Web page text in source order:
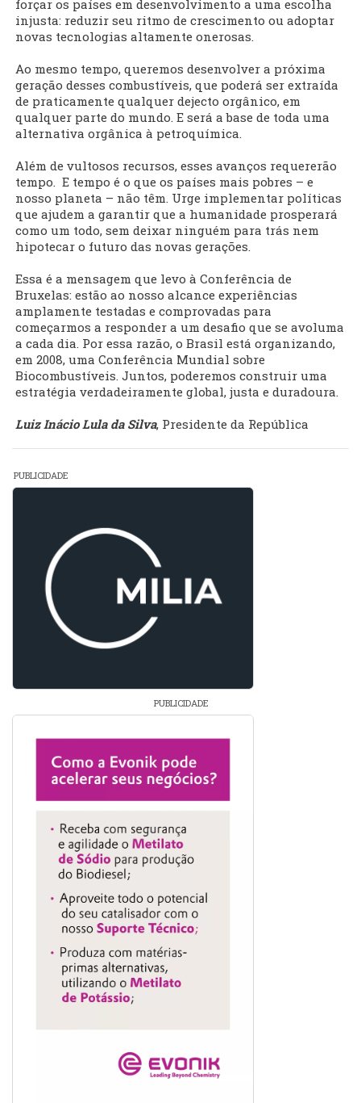
forçar os países em desenvolvimento a uma escolha
injusta: reduzir seu ritmo de crescimento ou adoptar
novas tecnologias altamente onerosas.
Ao mesmo tempo, queremos desenvolver a próxima
geração desses combustíveis, que poderá ser extraída
de praticamente qualquer dejecto orgânico, em
qualquer parte do mundo. E será a base de toda uma
alternativa orgânica à petroquímica.
Além de vultosos recursos, esses avanços requererão
tempo. E tempo é o que os países mais pobres – e
nosso planeta – não têm. Urge implementar políticas
que ajudem a garantir que a humanidade prosperará
como um todo, sem deixar ninguém para trás nem
hipotecar o futuro das novas gerações.
Essa é a mensagem que levo à Conferência de
Bruxelas: estão ao nosso alcance experiências
amplamente testadas e comprovadas para
começarmos a responder a um desafio que se avoluma
a cada dia. Por essa razão, o Brasil está organizando,
em 2008, uma Conferência Mundial sobre
Biocombustíveis. Juntos, poderemos construir uma
estratégia verdadeiramente global, justa e duradoura.
Luiz Inácio Lula da Silva, Presidente da República
PUBLICIDADE
PUBLICIDADE